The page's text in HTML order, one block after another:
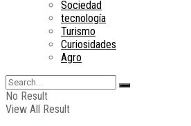
Sociedad
tecnología
Turismo
Curiosidades
Agro
No Result
View All Result